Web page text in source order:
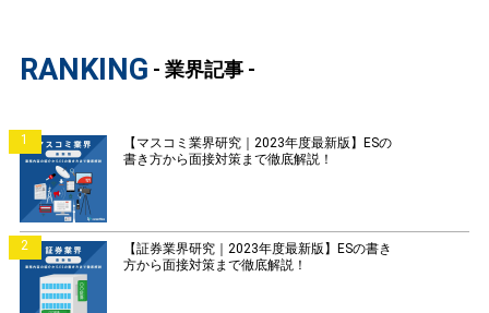
RANKING - 業界記事 -
1
【マスコミ業界研究｜2023年度最新版】ESの
書き方から面接対策まで徹底解説！
2
【証券業界研究｜2023年度最新版】ESの書き
方から面接対策まで徹底解説！